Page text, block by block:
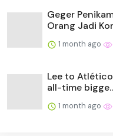
Geger
Orang Jadi
1 month ago
Lee to
all-time
1 month ago